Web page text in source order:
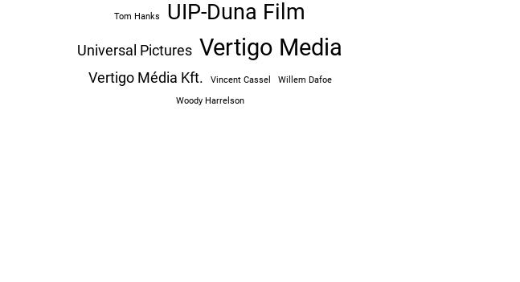
Tom Hanks UIP-Duna Film
Universal Pictures Vertigo Media
Vertigo Média Kft. Vincent Cassel
Willem Dafoe
Woody Harrelson